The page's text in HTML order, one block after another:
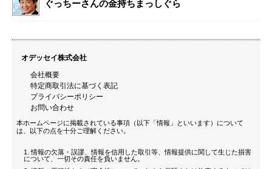
ぐっちーさんの金持ちまっしぐら
オデッセイ株式会社
会社概要
特定商取引法に基づく表記
プライバシーポリシー
お問い合わせ
本ホームページに掲載されている事項（以下「情報」といいます）について
は、以下の点を十分ご理解ください。
情報の欠落・誤謬、情報を信用した取引等、情報提供に関して生じた損害
について、一切その責任を負いません。